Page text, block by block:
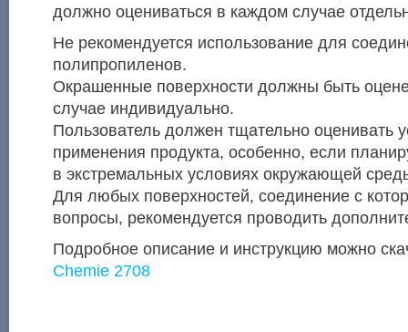
должно оцениваться в каждом случае
Не рекомендуется использование для
полипропиленов.
Окрашенные поверхности должны быть
случае индивидуально.
Пользователь должен тщательно оценивать
применения продукта, особенно, если
в экстремальных условиях окружающей
Для любых поверхностей, соединение с
вопросы, рекомендуется проводить
Подробное описание и инструкцию можно
Chemie 2708